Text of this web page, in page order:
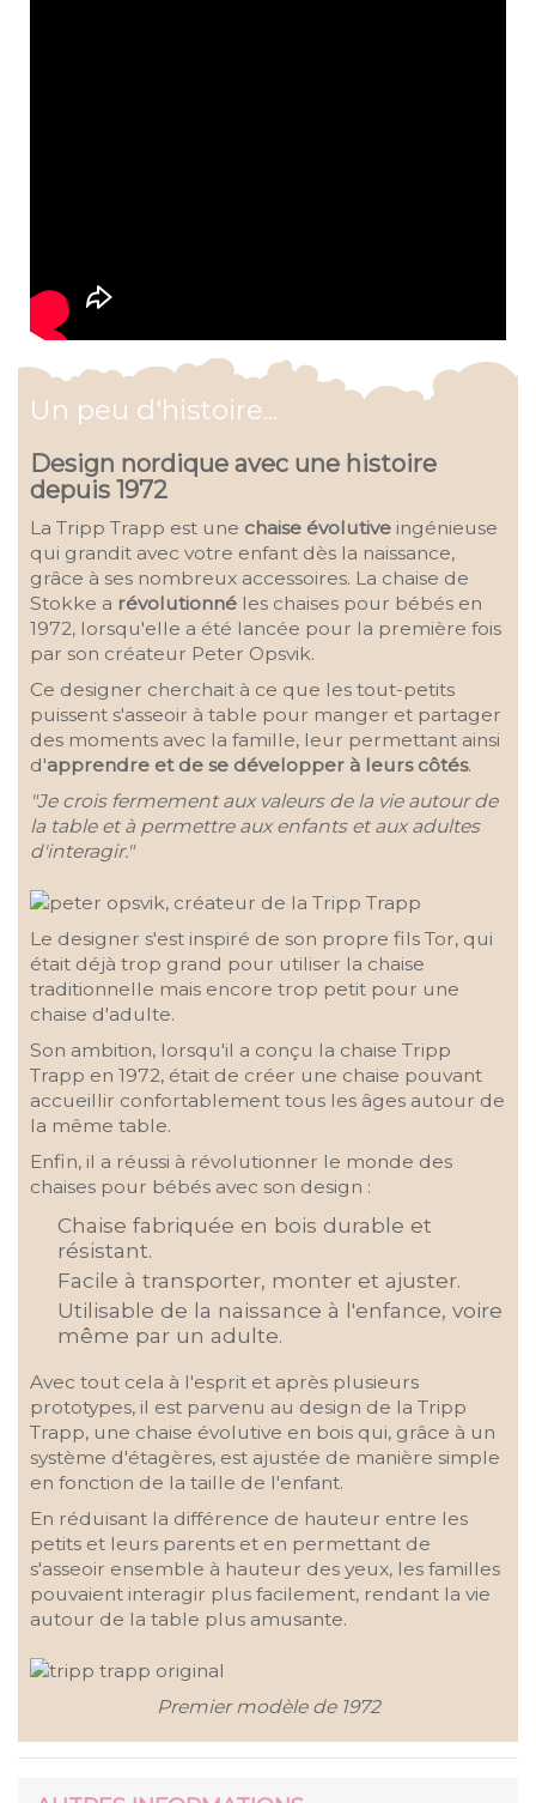
Un peu d'histoire...
Design nordique avec une histoire
depuis 1972
La Tripp Trapp est une chaise évolutive ingénieuse
qui grandit avec votre enfant dès la naissance,
grâce à ses nombreux accessoires. La chaise de
Stokke a révolutionné les chaises pour bébés en
1972, lorsqu'elle a été lancée pour la première fois
par son créateur Peter Opsvik.
Ce designer cherchait à ce que les tout-petits
puissent s'asseoir à table pour manger et partager
des moments avec la famille, leur permettant ainsi
d'apprendre et de se développer à leurs côtés.
"Je crois fermement aux valeurs de la vie autour de
la table et à permettre aux enfants et aux adultes
d'interagir."
Le designer s'est inspiré de son propre fils Tor, qui
était déjà trop grand pour utiliser la chaise
traditionnelle mais encore trop petit pour une
chaise d'adulte.
Son ambition, lorsqu'il a conçu la chaise Tripp
Trapp en 1972, était de créer une chaise pouvant
accueillir confortablement tous les âges autour de
la même table.
Enfin, il a réussi à révolutionner le monde des
chaises pour bébés avec son design :
Chaise fabriquée en bois durable et
résistant.
Facile à transporter, monter et ajuster.
Utilisable de la naissance à l'enfance, voire
même par un adulte.
Avec tout cela à l'esprit et après plusieurs
prototypes, il est parvenu au design de la Tripp
Trapp, une chaise évolutive en bois qui, grâce à un
système d'étagères, est ajustée de manière simple
en fonction de la taille de l'enfant.
En réduisant la différence de hauteur entre les
petits et leurs parents et en permettant de
s'asseoir ensemble à hauteur des yeux, les familles
pouvaient interagir plus facilement, rendant la vie
autour de la table plus amusante.
Premier modèle de 1972